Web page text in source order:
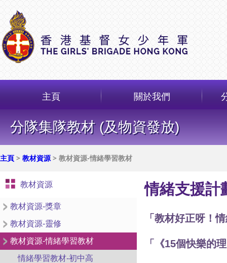
主頁 關於我們
分隊集隊教材 (及物資發放)
主頁 > 教材資源> 教材資源-情緒學習教材
教材資源
教材資源-獎章
教材資源-靈修
教材資源-情緒學習教材
情緒學習教材-初中高
情緒支援
「教材好正呀！
「《15個快樂的